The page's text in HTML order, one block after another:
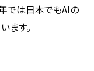
では日本でもAIの
ます。